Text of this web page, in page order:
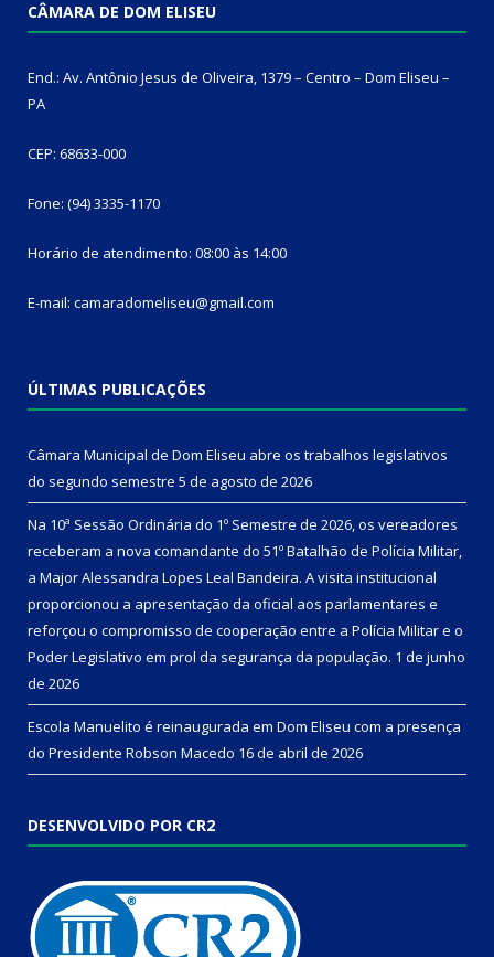
CÂMARA DE DOM ELISEU
End.: Av. Antônio Jesus de Oliveira, 1379 – Centro – Dom Eliseu –
PA
CEP: 68633-000
Fone: (94) 3335-1170
Horário de atendimento: 08:00 às 14:00
E-mail: camaradomeliseu@gmail.com
ÚLTIMAS PUBLICAÇÕES
Câmara Municipal de Dom Eliseu abre os trabalhos legislativos
do segundo semestre 5 de agosto de 2026
Na 10ª Sessão Ordinária do 1º Semestre de 2026, os vereadores
receberam a nova comandante do 51º Batalhão de Polícia Militar,
a Major Alessandra Lopes Leal Bandeira. A visita institucional
proporcionou a apresentação da oficial aos parlamentares e
reforçou o compromisso de cooperação entre a Polícia Militar e o
Poder Legislativo em prol da segurança da população. 1 de junho
de 2026
Escola Manuelito é reinaugurada em Dom Eliseu com a presença
do Presidente Robson Macedo 16 de abril de 2026
DESENVOLVIDO POR CR2